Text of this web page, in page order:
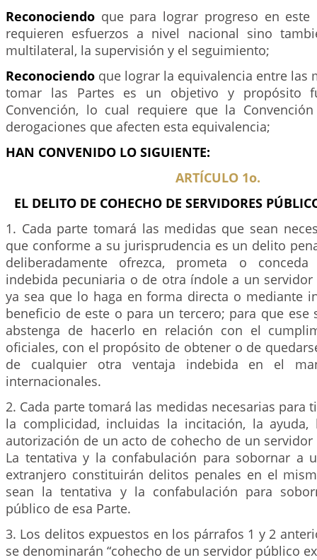
Reconociendo que para lograr progreso en
requieren esfuerzos a nivel nacional sino
multilateral, la supervisión y el seguimiento;
Reconociendo que lograr la equivalencia entre las
tomar las Partes es un objetivo y propósito
Convención, lo cual requiere que la
derogaciones que afecten esta equivalencia;
HAN CONVENIDO LO SIGUIENTE:
ARTÍCULO 1o.
EL DELITO DE COHECHO DE SERVIDORES
1. Cada parte tomará las medidas que sean
que conforme a su jurisprudencia es un delito
deliberadamente ofrezca, prometa o
indebida pecuniaria o de otra índole a un
ya sea que lo haga en forma directa o mediante
beneficio de este o para un tercero; para que ese
abstenga de hacerlo en relación con el
oficiales, con el propósito de obtener o de
de cualquier otra ventaja indebida en el
internacionales.
2. Cada parte tomará las medidas necesarias para
la complicidad, incluidas la incitación, la
autorización de un acto de cohecho de un
La tentativa y la confabulación para sobornar a
extranjero constituirán delitos penales en el
sean la tentativa y la confabulación para
público de esa Parte.
3. Los delitos expuestos en los párrafos 1 y 2
se denominarán “cohecho de un servidor público